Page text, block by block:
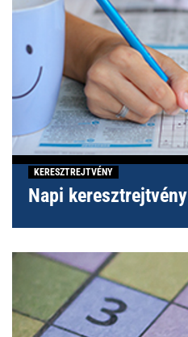
KERESZTREJTVÉNY
Napi keresztrejtvény